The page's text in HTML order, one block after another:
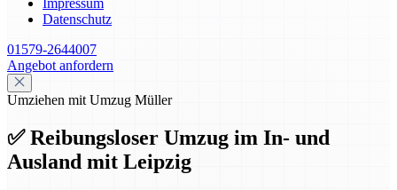
Impressum
Datenschutz
01579-2644007
Angebot anfordern
Umziehen mit Umzug Müller
✅ Reibungsloser Umzug im In- und
Ausland mit Leipzig